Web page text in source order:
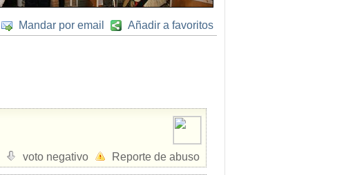
Añadir a favoritos
Mandar por email
Reporte de abuso
voto negativo